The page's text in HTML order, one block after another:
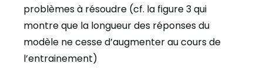
problèmes à résoudre (cf. la figure 3 qui
montre que la longueur des réponses du
modèle ne cesse d’augmenter au cours de
l’entrainement)